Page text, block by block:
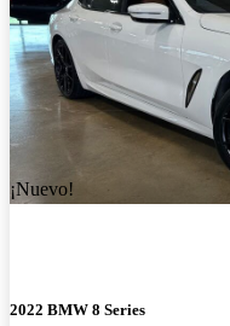
¡Nuevo!
2022 BMW 8 Series